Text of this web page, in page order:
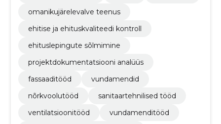
omanikujärelevalve teenus
ehitise ja ehituskvaliteedi kontroll
ehituslepingute sõlmimine
projektdokumentatsiooni analüüs
fassaaditööd
vundamendid
nõrkvoolutööd
sanitaartehnilised tööd
ventilatsioonitööd
vundamenditööd